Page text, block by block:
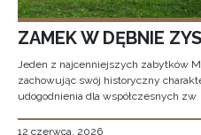
ZAMEK W DĘBNIE
Jeden z najcenniejszych zabytków
zachowując swój historyczny
udogodnienia dla współczesnych zw
12 czerwca, 2026